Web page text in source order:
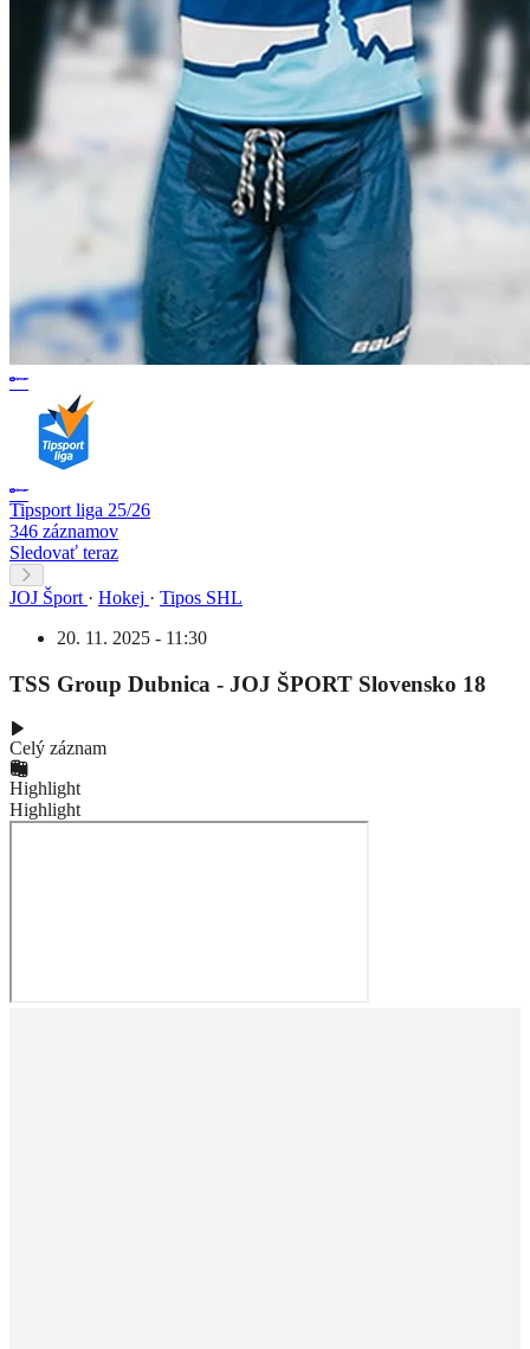
Tipsport liga 25/26
346 záznamov
Sledovať teraz
JOJ Šport · Hokej · Tipos SHL
20. 11. 2025 - 11:30
TSS Group Dubnica - JOJ ŠPORT Slovensko 18
Celý záznam
Highlight
Highlight